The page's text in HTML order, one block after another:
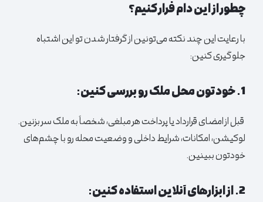
چطور از این دام فرار کنیم؟
با رعایت این چند نکته می‌تونین از گرفتار شدن تو این اشتباه
جلوگیری کنین:
1. خودتون محل ملک رو بررسی کنین:
قبل از امضای قرارداد یا پرداخت هر مبلغی، شخصاً به ملک سر بزنین.
لوکیشن، امکانات، شرایط داخلی و وضعیت محله رو با چشم‌های
خودتون ببینین.
2. از ابزارهای آنلاین استفاده کنین: